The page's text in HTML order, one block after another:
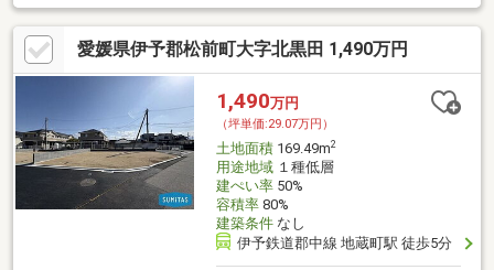
愛媛県伊予郡松前町大字北黒田 1,490万円
1,490万円
（坪単価:29.07万円）
土地面積169.49m2
用途地域１種低層
建ぺい率50%
容積率80%
建築条件なし
伊予鉄道郡中線 地蔵町駅 徒歩5分